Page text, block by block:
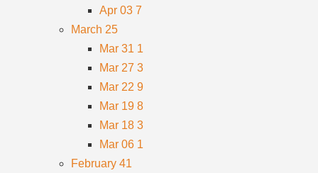
Apr 03 7
March 25
Mar 31 1
Mar 27 3
Mar 22 9
Mar 19 8
Mar 18 3
Mar 06 1
February 41